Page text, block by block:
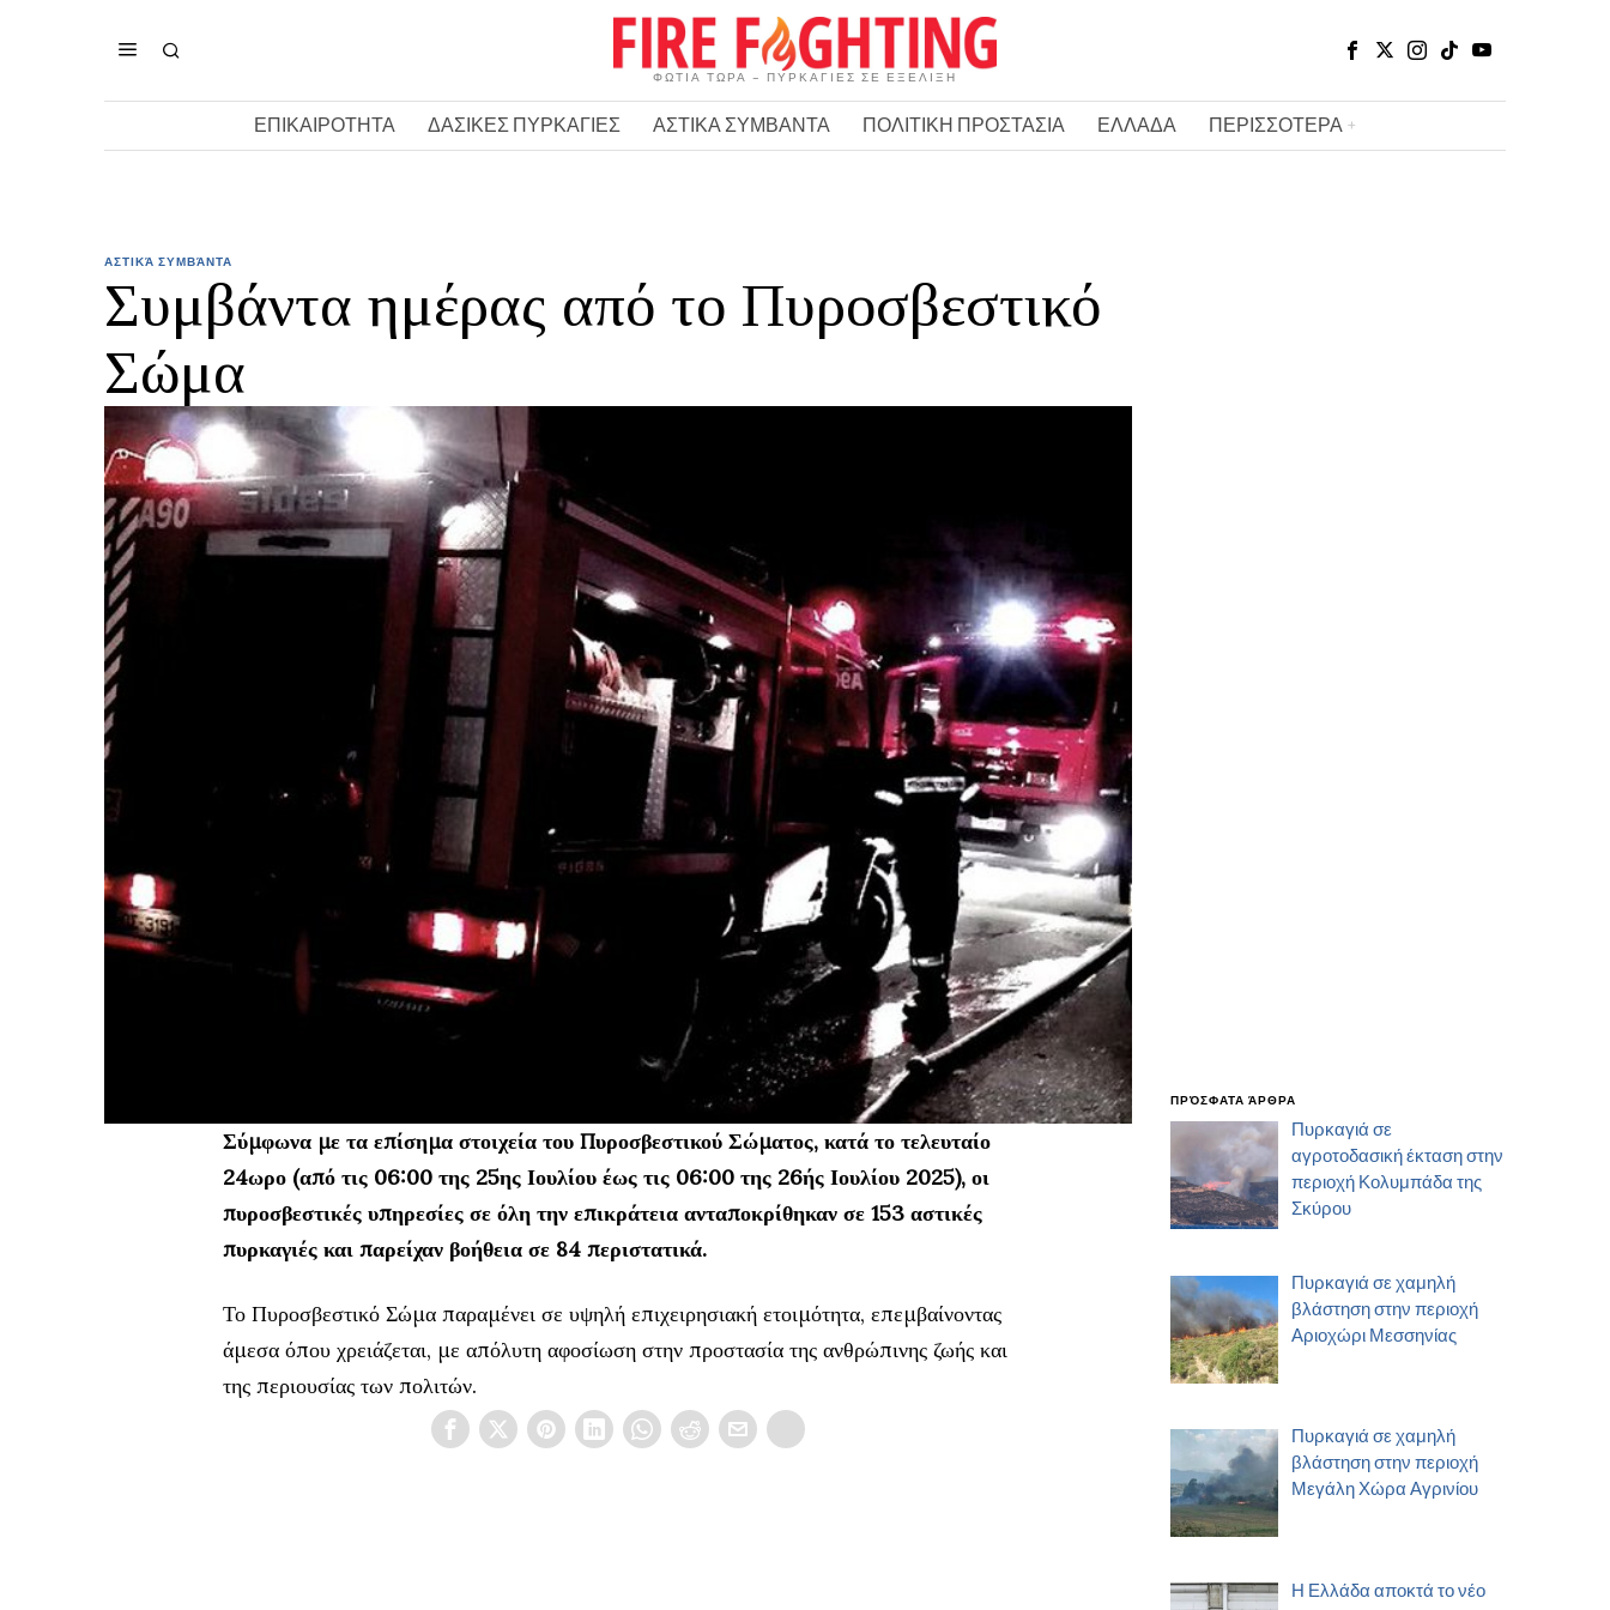
ΦΩΤΙΑ ΤΩΡΑ – ΠΥΡΚΑΓΙΕΣ ΣΕ ΕΞΕΛΙΞΗ
ΕΠΙΚΑΙΡΟΤΗΤΑ ΔΑΣΙΚΕΣ ΠΥΡΚΑΓΙΕΣ ΑΣΤΙΚΑ ΣΥΜΒΑΝΤΑ ΠΟΛΙΤΙΚΗ ΠΡΟΣΤΑΣΙΑ ΕΛΛΑΔΑ ΠΕΡΙΣΣΟΤΕΡΑ
ΑΣΤΙΚΆ ΣΥΜΒΆΝΤΑ
Συμβάντα ημέρας από το Πυροσβεστικό
Σώμα
Σύμφωνα με τα επίσημα στοιχεία του Πυροσβεστικού Σώματος, κατά το τελευταίο
24ωρο (από τις 06:00 της 25ης Ιουλίου έως τις 06:00 της 26ής Ιουλίου 2025), οι
πυροσβεστικές υπηρεσίες σε όλη την επικράτεια ανταποκρίθηκαν σε 153 αστικές
πυρκαγιές και παρείχαν βοήθεια σε 84 περιστατικά.
Το Πυροσβεστικό Σώμα παραμένει σε υψηλή επιχειρησιακή ετοιμότητα, επεμβαίνοντας
άμεσα όπου χρειάζεται, με απόλυτη αφοσίωση στην προστασία της ανθρώπινης ζωής και
της περιουσίας των πολιτών.
ΠΡΌΣΦΑΤΑ ΆΡΘΡΑ
Πυρκαγιά σε
αγροτοδασική έκταση στην
περιοχή Κολυμπάδα της
Σκύρου
Πυρκαγιά σε χαμηλή
βλάστηση στην περιοχή
Αριοχώρι Μεσσηνίας
Πυρκαγιά σε χαμηλή
βλάστηση στην περιοχή
Μεγάλη Χώρα Αγρινίου
Η Ελλάδα αποκτά το νέο